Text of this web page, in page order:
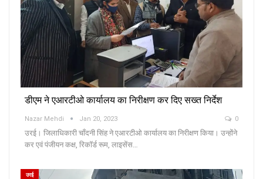
डीएम ने एआरटीओ कार्यालय का निरीक्षण कर दिए सख्त निर्देश
Nazar Mehdi Jan 20, 2023 0
उरई। जिलाधिकारी चाँदनी सिंह ने एआरटीओ कार्यालय का निरीक्षण किया। उन्होंने
कर एवं पंजीयन कक्ष, रिकॉर्ड रूम, लाइसेंस…
उरई